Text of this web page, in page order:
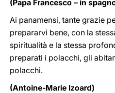
(Papa Francesco – in
Ai panamensi, tante grazie
prepararvi bene, con la
spiritualità e la stessa
preparati i polacchi, gli
polacchi.
(Antoine-Marie Izoard)